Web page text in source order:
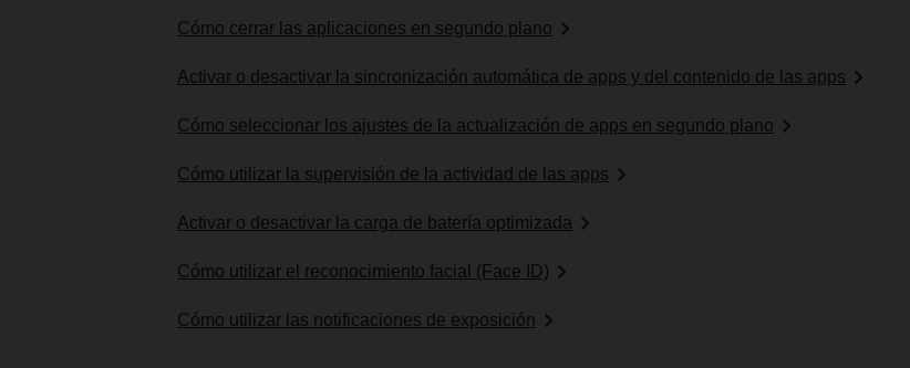
Cómo cerrar las aplicaciones en segundo plano
Activar o desactivar la sincronización automática de apps y del contenido de las apps
Cómo seleccionar los ajustes de la actualización de apps en segundo plano
Cómo utilizar la supervisión de la actividad de las apps
Activar o desactivar la carga de batería optimizada
Cómo utilizar el reconocimiento facial (Face ID)
Cómo utilizar las notificaciones de exposición